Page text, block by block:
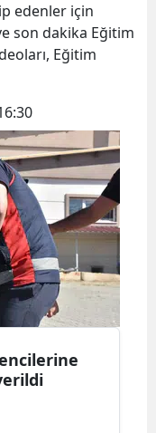
Artvin
Aydın
Bilecik
Bingöl
Bitlis
Bolu
Burdur
Bursa
Çanakkale
edenler için
son dakika Eğitim
Eğitim